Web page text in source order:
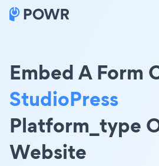
Embed A Form
StudioPress
Platform_type
Website